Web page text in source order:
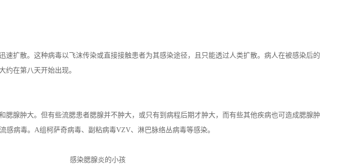
速扩散。这种病毒以飞沫传染或直接接触患者为其感染途径，且只能透过人类扩散。病人在被感染后的
约在第八天开始出现。
腮腺肿大。但有些流腮患者腮腺并不肿大，或只有到病程后期才肿大，而有些其他疾病也可造成腮腺肿
感病毒。A组柯萨奇病毒、副粘病毒VZV、淋巴脉络丛病毒等感染。
感染腮腺炎的小孩